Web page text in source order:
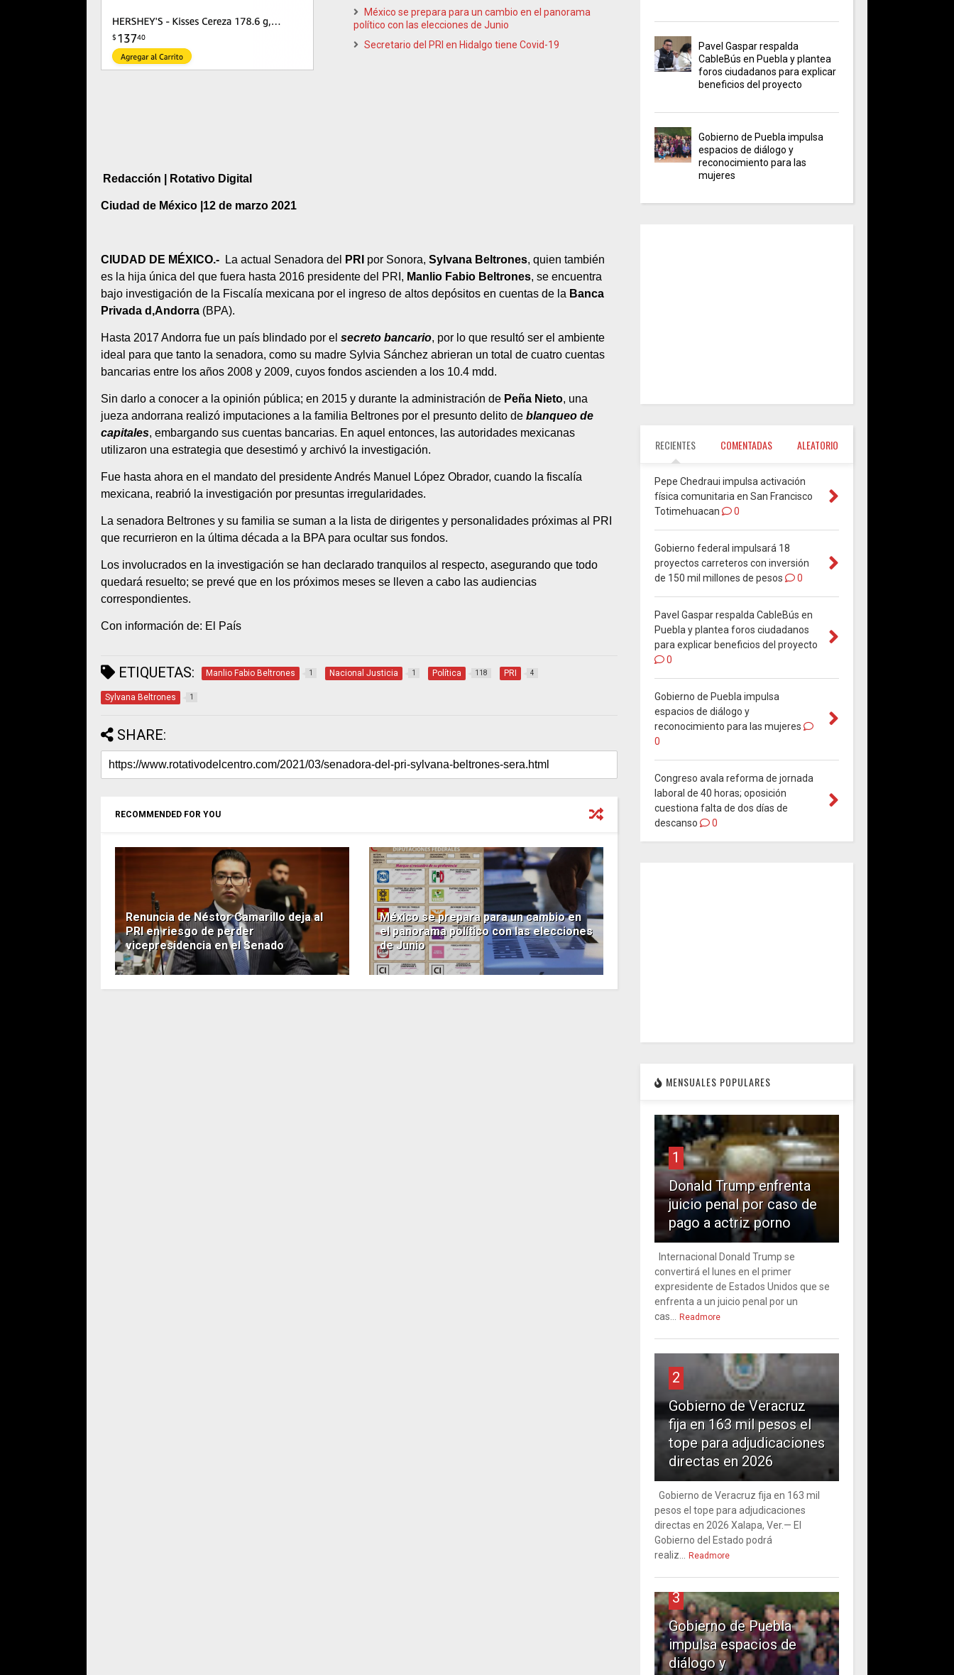
México se prepara para un cambio en el panorama
político con las elecciones de Junio
Secretario del PRI en Hidalgo tiene Covid-19
Redacción | Rotativo Digital
Ciudad de México 12 de marzo 2021
CIUDAD DE MÉXICO.- La actual Senadora del PRI por Sonora, Sylvana Beltrones, quien también
es la hija única del que fuera hasta 2016 presidente del PRI, Manlio Fabio Beltrones, se encuentra
bajo investigación de la Fiscalía mexicana por el ingreso de altos depósitos en cuentas de la Banca
Privada d,Andorra (BPA).
Hasta 2017 Andorra fue un país blindado por el secreto bancario, por lo que resultó ser el ambiente
ideal para que tanto la senadora, como su madre Sylvia Sánchez abrieran un total de cuatro cuentas
bancarias entre los años 2008 y 2009, cuyos fondos ascienden a los 10.4 mdd.
Sin darlo a conocer a la opinión pública; en 2015 y durante la administración de Peña Nieto, una
jueza andorrana realizó imputaciones a la familia Beltrones por el presunto delito de blanqueo de
capitales, embargando sus cuentas bancarias. En aquel entonces, las autoridades mexicanas
utilizaron una estrategia que desestimó y archivó la investigación.
Fue hasta ahora en el mandato del presidente Andrés Manuel López Obrador, cuando la fiscalía
mexicana, reabrió la investigación por presuntas irregularidades.
La senadora Beltrones y su familia se suman a la lista de dirigentes y personalidades próximas al PRI
que recurrieron en la última década a la BPA para ocultar sus fondos.
Los involucrados en la investigación se han declarado tranquilos al respecto, asegurando que todo
quedará resuelto; se prevé que en los próximos meses se lleven a cabo las audiencias
correspondientes.
Con información de: El País
ETIQUETAS: Manlio Fabio Beltrones 1 Nacional Justicia 1 Política 118 PRI 4
Sylvana Beltrones 1
SHARE:
RECOMMENDED FOR YOU
Renuncia de Néstor Camarillo deja al
PRI en riesgo de perder
vicepresidencia en el Senado
México se prepara para un cambio en
el panorama político con las elecciones
de Junio
Pavel Gaspar respalda
CableBús en Puebla y plantea
foros ciudadanos para explicar
beneficios del proyecto
Gobierno de Puebla impulsa
espacios de diálogo y
reconocimiento para las
mujeres
RECIENTES COMENTADAS ALEATORIO
Pepe Chedraui impulsa activación
física comunitaria en San Francisco
Totimehuacan
0
Gobierno federal impulsará 18
proyectos carreteros con inversión
de 150 mil millones de pesos
0
Pavel Gaspar respalda CableBús en
Puebla y plantea foros ciudadanos
para explicar beneficios del proyecto
0
Gobierno de Puebla impulsa
espacios de diálogo y
reconocimiento para las mujeres
0
Congreso avala reforma de jornada
laboral de 40 horas; oposición
cuestiona falta de dos días de
descanso
0
MENSUALES POPULARES
1
Donald Trump enfrenta
juicio penal por caso de
pago a actriz porno
Internacional Donald Trump se
convertirá el lunes en el primer
expresidente de Estados Unidos que se
enfrenta a un juicio penal por un
cas...
Readmore
2
Gobierno de Veracruz
fija en 163 mil pesos el
tope para adjudicaciones
directas en 2026
Gobierno de Veracruz fija en 163 mil
pesos el tope para adjudicaciones
directas en 2026 Xalapa, Ver.— El
Gobierno del Estado podrá
realiz...
Readmore
3
Gobierno de Puebla
impulsa espacios de
diálogo y